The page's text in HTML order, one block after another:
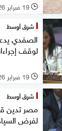
l 19 فبراير 2026
شرق أوسط
الصفدي
لوقف
l 19 فبراير 2026
شرق أوسط
مصر تدين
لفرض